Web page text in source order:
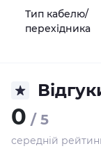
Тип кабелю/
перехідника
0 / 5
середній